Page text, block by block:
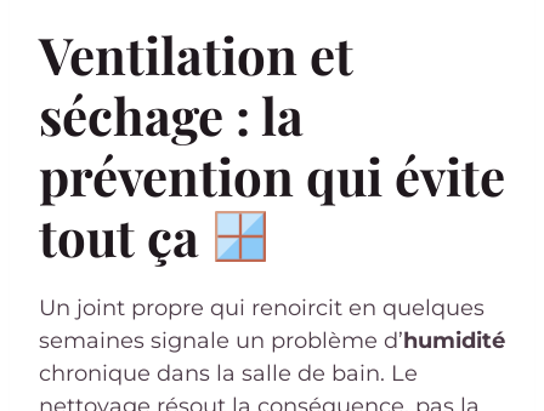
Ventilation et
séchage : la
prévention qui évite
tout ça
Un joint propre qui renoircit en quelques
semaines signale un problème d’humidité
chronique dans la salle de bain. Le